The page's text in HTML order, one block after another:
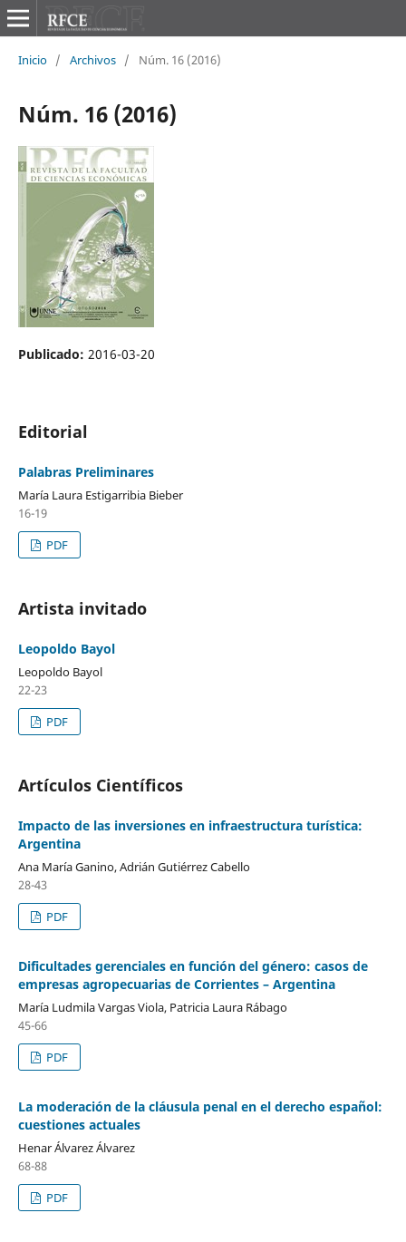
Inicio / Archivos / Núm. 16 (2016)
Núm. 16 (2016)
Publicado: 2016-03-20
Editorial
Palabras Preliminares
María Laura Estigarribia Bieber
16-19
PDF
Artista invitado
Leopoldo Bayol
Leopoldo Bayol
22-23
PDF
Artículos Científicos
Impacto de las inversiones en infraestructura turística:
Argentina
Ana María Ganino, Adrián Gutiérrez Cabello
28-43
PDF
Dificultades gerenciales en función del género: casos de
empresas agropecuarias de Corrientes – Argentina
María Ludmila Vargas Viola, Patricia Laura Rábago
45-66
PDF
La moderación de la cláusula penal en el derecho español:
cuestiones actuales
Henar Álvarez Álvarez
68-88
PDF